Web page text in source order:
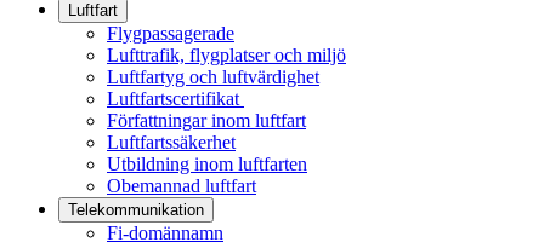
Luftfart
Flygpassagerade
Lufttrafik, flygplatser och miljö
Luftfartyg och luftvärdighet
Luftfartscertifikat
Författningar inom luftfart
Luftfartssäkerhet
Utbildning inom luftfarten
Obemannad luftfart
Telekommunikation
Fi-domännamn